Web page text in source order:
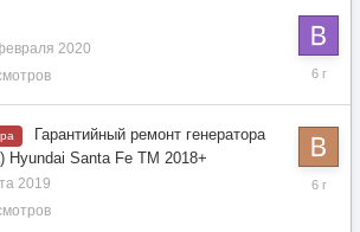
2020
29
2020
Гарантийный ремонт генератора
Hyundai Santa Fe TM 2018+
2019
17